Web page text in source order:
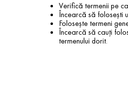
Verifică termenii pe
Încearcă să folosești
Folosește termeni
Încearcă să cauți
termenului dorit.